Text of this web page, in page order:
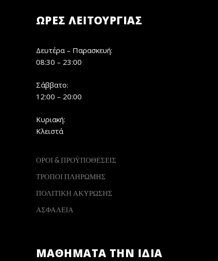
ΏΡΕΣ ΛΕΙΤΟΥΡΓΊΑΣ
Δευτέρα – Παρασκευή:
08:30 – 23:00
Σάββατο:
12:00 – 20:00
Κυριακή:
Κλειστά
ΟΡΟΙ & ΠΡΟΫΠΟΘΕΣΕΙΣ
ΤΡΟΠΟΙ ΠΛΗΡΩΜΗΣ
ΠΟΛΙΤΙΚΗ ΑΚΥΡΩΣΗΣ
ΑΣΦΑΛΕΙΑ
ΜΑΘΗΜΑΤΑ ΤΗΝ ΙΔΙΑ